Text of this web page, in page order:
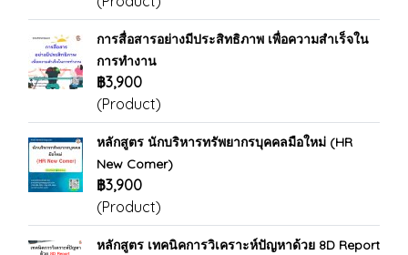
การสื่อสารอย่างมีประสิทธิภาพ เพื่อความสำเร็จใน
การทำงาน
฿3,900
(Product)
หลักสูตร นักบริหารทรัพยากรบุคคลมือใหม่ (HR
New Comer)
฿3,900
(Product)
หลักสูตร เทคนิคการวิเคราะห์ปัญหาด้วย 8D Report